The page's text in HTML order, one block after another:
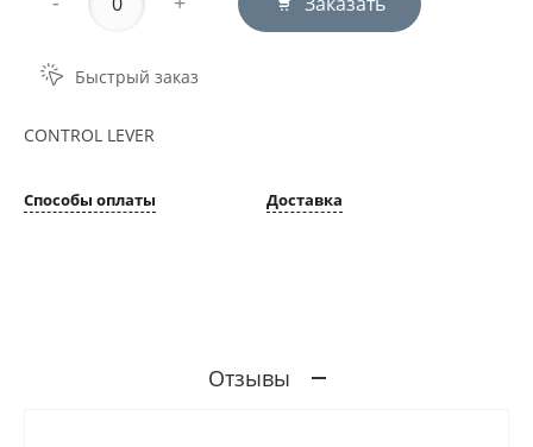
Быстрый заказ
CONTROL LEVER
Способы оплаты Доставка
Отзывы